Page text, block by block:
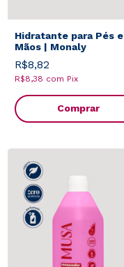
Hidratante para Pés e
Mãos | Monaly
R$8,82
R$8,38 com Pix
Comprar